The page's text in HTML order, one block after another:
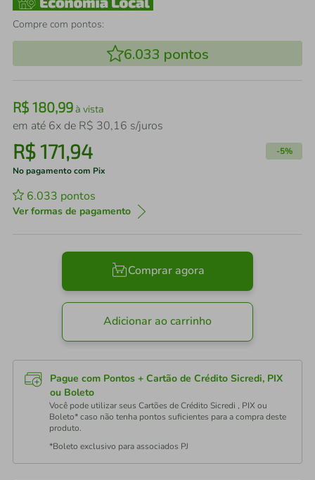
Compre com pontos:
6.033 pontos
R$ 180,99à vista
em até 6x de R$ 30,16 s/juros
R$171,94 -5%
No pagamento com Pix
6.033 pontos
Ver formas de pagamento
Comprar agora
Adicionar ao carrinho
Pague com Pontos + Cartão de Crédito Sicredi, PIX
ou Boleto
Você pode utilizar seus Cartões de Crédito Sicredi , PIX ou
Boleto* caso não tenha pontos suficientes para a compra deste
produto.
*Boleto exclusivo para associados PJ